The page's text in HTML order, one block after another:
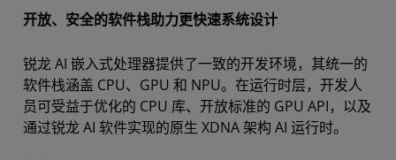
开放、安全的软件栈助力更快速系统设计
锐龙 AI 嵌入式处理器提供了一致的开发环境，其统一的
软件栈涵盖 CPU、GPU 和 NPU。在运行时层，开发人
员可受益于优化的 CPU 库、开放标准的 GPU API，以及
通过锐龙 AI 软件实现的原生 XDNA 架构 AI 运行时。